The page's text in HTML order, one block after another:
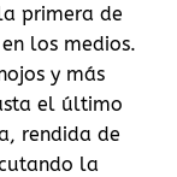
primera de
los medios.
y más
el último
rendida de
la